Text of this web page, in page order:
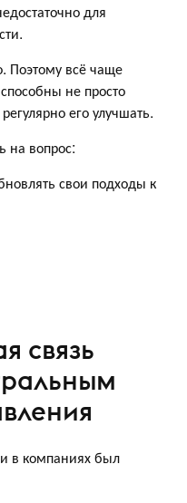
для
Поэтому всё чаще
не просто
его улучшать.
на вопрос:
свои подходы к
связь
в компаниях был